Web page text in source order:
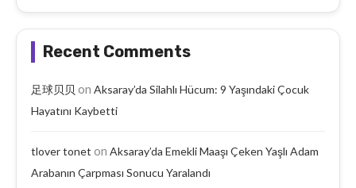
Recent Comments
足球贝贝 on Aksaray’da Silahlı Hücum: 9 Yaşındaki Çocuk
Hayatını Kaybetti
tlover tonet on Aksaray’da Emekli Maaşı Çeken Yaşlı Adam
Arabanın Çarpması Sonucu Yaralandı